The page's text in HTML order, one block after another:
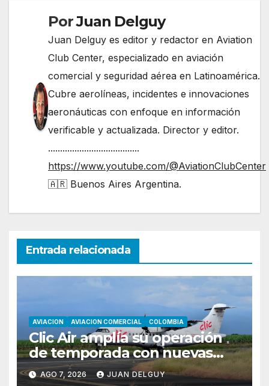
PorJuan Delguy
Juan Delguy es editor y redactor en Aviation
Club Center, especializado en aviación
comercial y seguridad aérea en Latinoamérica.
Cubre aerolíneas, incidentes e innovaciones
aeronáuticas con enfoque en información
verificable y actualizada. Director y editor.
......................................
https://www.youtube.com/@AviationClubCenter
🇦🇷 Buenos Aires Argentina.
Entrada relacionada
AVIACION AVIACION COMERCIAL COLOMBIA
Clic Air amplía su operación
de temporada con nuevas
rutas hacia Cartagena y Tolú
AGO 7, 2026 JUAN DELGUY